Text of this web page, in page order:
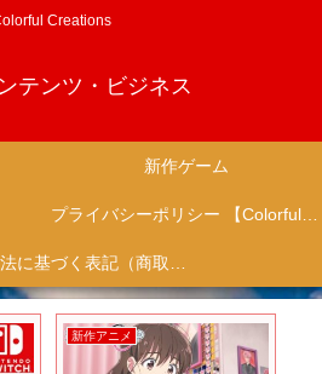
Creations
テンツ・ビジネス
新作ゲーム
プライバシーポリシー 【Colorful Creation】
特定商取引法に基づく表記（商取引に関する開示）
新作アニメ